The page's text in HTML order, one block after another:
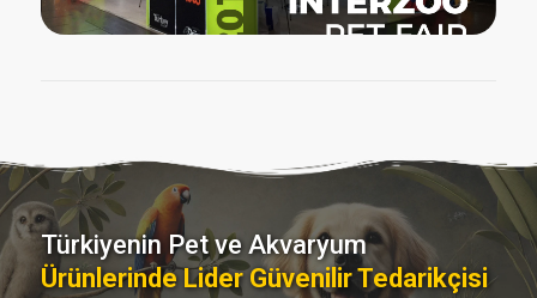
Türkiyenin Pet ve Akvaryum
Ürünlerinde Lider Güvenilir Tedarikçisi